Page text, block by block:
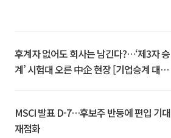
후계자 없어도 회사는 남긴다?…‘제3자 승
계’ 시험대 오른 中企 현장 [기업승계 대전
MSCI 발표 D-7…후보주 반등에 편입 기대
재점화